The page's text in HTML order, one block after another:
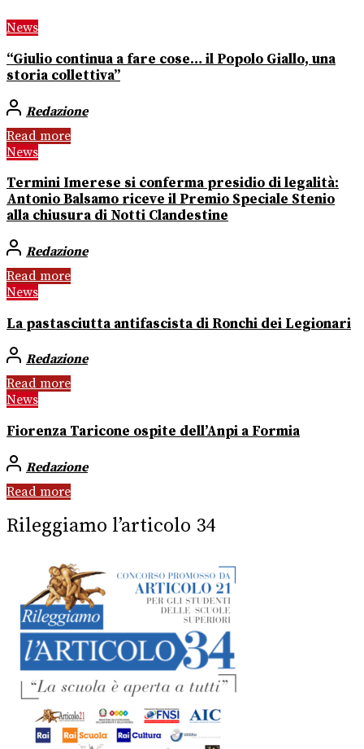
News
“Giulio continua a fare cose… il Popolo Giallo, una
storia collettiva”
Redazione
Read more
News
Termini Imerese si conferma presidio di legalità:
Antonio Balsamo riceve il Premio Speciale Stenio
alla chiusura di Notti Clandestine
Redazione
Read more
News
La pastasciutta antifascista di Ronchi dei Legionari
Redazione
Read more
News
Fiorenza Taricone ospite dell’Anpi a Formia
Redazione
Read more
Rileggiamo l’articolo 34